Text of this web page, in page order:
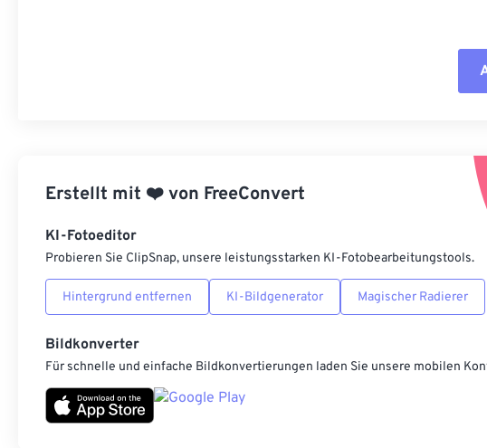
Erstellt mit ❤️von FreeConvert
KI-Fotoeditor
Probieren Sie ClipSnap, unsere leistungsstarken KI-Fotobearbeitungstools.
Hintergrund entfernen KI-Bildgenerator Magischer Radierer
Bildkonverter
Für schnelle und einfache Bildkonvertierungen laden Sie unsere mobilen